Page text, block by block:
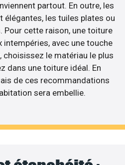
partout. En outre, les
élégantes, les tuiles plates ou
Pour cette raison, une toiture
avec une touche
choisissez le matériau le plus
dans une toiture idéal. En
de ces recommandations
sera embellie.